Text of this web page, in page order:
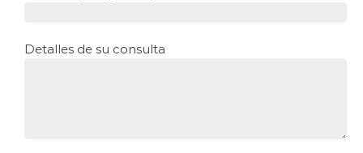
Detalles de su consulta